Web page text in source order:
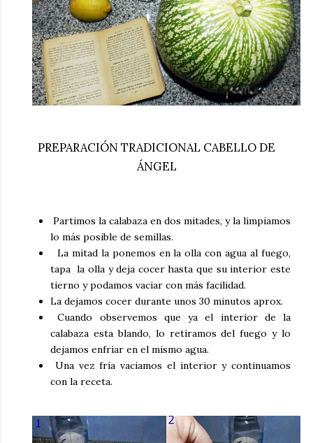
PREPARACIÓN TRADICIONAL CABELLO DE
ÁNGEL
Partimos la calabaza en dos mitades, y la limpiamos
lo más posible de semillas.
La mitad la ponemos en la olla con agua al fuego,
tapa la olla y deja cocer hasta que su interior este
tierno y podamos vaciar con más facilidad.
La dejamos cocer durante unos 30 minutos aprox.
Cuando observemos que ya el interior de la
calabaza esta blando, lo retiramos del fuego y lo
dejamos enfriar en el mismo agua.
Una vez fría vaciamos el interior y continuamos
con la receta.